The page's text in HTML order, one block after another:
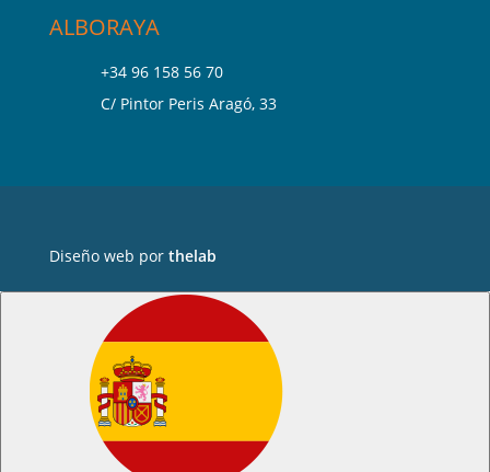
ALBORAYA
+34 96 158 56 70
C/ Pintor Peris Aragó, 33
Diseño web por thelab